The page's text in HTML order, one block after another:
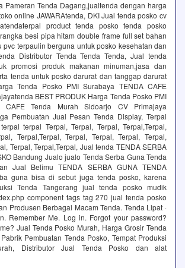
Pameran Tenda Dagang,jualtenda dengan harga
online JAWARAtenda, DKI Jual tenda posko cv
product tenda posko tenda posko
besi pipa hitam double frame full set bahan
pvc terpaulin berguna untuk posko kesehatan dan
Distributor Tenda Tenda Tenda, Jual tenda
promosi produk makanan minuman,jasa dan
tenda untuk posko darurat dan tanggap darurat
Tenda Posko PMI Surabaya TENDA CAFE
BEST PRODUK Harga Tenda Posko PMI
CAFE Tenda Murah Sidoarjo CV Primajaya
Pembuatan Jual Pesan Tenda Display, Terpal
terpal Terpal, Terpal, Terpal, Terpal,Terpal,
Terpal,Terpal, Terpal, Terpal, Terpal, Terpal,
Terpal, Terpal,Terpal, Jual tenda TENDA SERBA
Bandung Jualo jualo Tenda Serba Guna Tenda
Jual Belimu TENDA SERBA GUNA TENDA
guna bisa di sebut juga tenda posko, karena
Tenda Tangerang jual tenda posko mudik
component tags tag 270 jual tenda posko
Produsen Berbagai Macam Tenda. Tenda Lipat ·
Remember Me. Log in. Forgot your password?
Jual Tenda Posko Murah, Harga Grosir Tenda
Pembuatan Tenda Posko, Tempat Produksi
Distributor Jual Tenda Posko dan alat